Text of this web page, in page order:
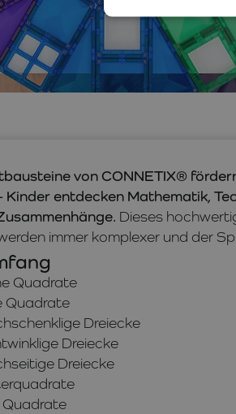
von CONNETIX®
Kinder entdecken Mathematik,
Dieses
immer komplexer und der
Quadrate
Quadrate
Dreiecke
Dreiecke
Dreiecke
Quadrate